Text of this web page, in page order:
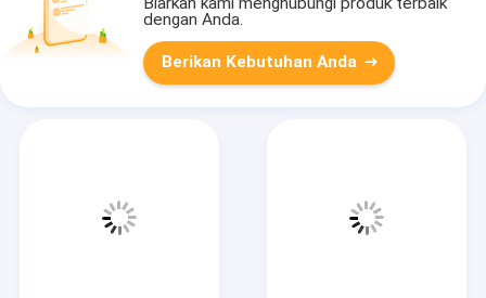
dengan Anda.
Berikan Kebutuhan Anda